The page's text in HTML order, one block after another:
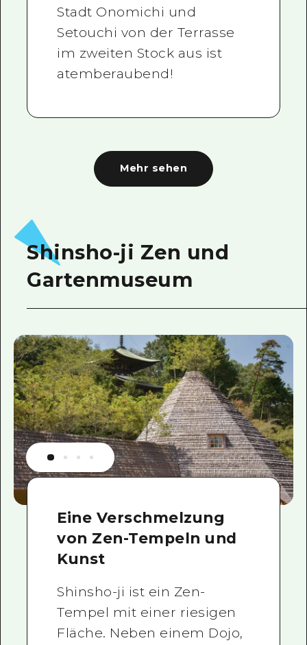
Stadt Onomichi und
Setouchi von der Terrasse
im zweiten Stock aus ist
atemberaubend!
Mehr sehen
Shinsho-ji Zen und
Gartenmuseum
Eine Verschmelzung
von Zen-Tempeln und
Kunst
Shinsho-ji ist ein Zen-
Tempel mit einer riesigen
Fläche. Neben einem Dojo,